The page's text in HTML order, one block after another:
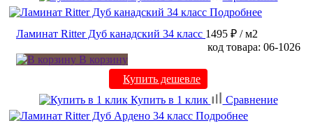
Подробнее
Ламинат Ritter Дуб канадский 34 класс 1495 ₽ / м2
код товара: 06-1026
В корзину
Купить дешевле
Купить в 1 клик
Сравнение
Подробнее